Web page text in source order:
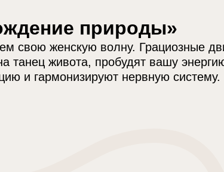
природы»
свою женскую волну. Грациозные
танец живота, пробудят вашу
и гармонизируют нервную систему.